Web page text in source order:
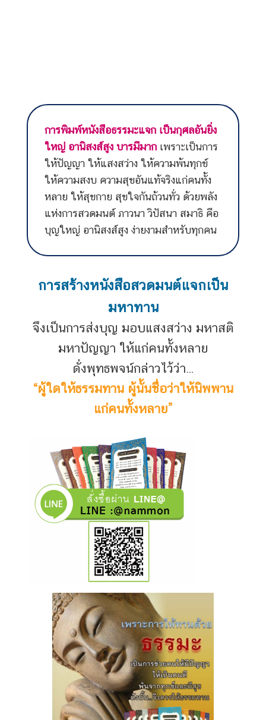
การพิมพ์หนังสือธรรมะแจก เป็นกุศลอันยิ่ง
ใหญ่ อานิสงส์สูง บารมีมาก เพราะเป็นการ
ให้ปัญญา ให้แสงสว่าง ให้ความพ้นทุกข์
ให้ความสงบ ความสุขอันแท้จริงแก่คนทั้ง
หลาย ให้สุขกาย สุขใจกันถ้วนทั่ว ด้วยพลัง
แห่งการสวดมนต์ ภาวนา วิปัสนา สมาธิ คือ
บุญใหญ่ อานิสงส์สูง ง่ายงามสำหรับทุกคน
การสร้างหนังสือสวดมนต์แจกเป็น
มหาทาน
จึงเป็นการส่งบุญ มอบแสงสว่าง มหาสติ
มหาปัญญา ให้แก่คนทั้งหลาย
ดั่งพุทธพจน์กล่าวไว้ว่า…
“ผู้ใดให้ธรรมทาน ผู้นั้นชื่อว่าให้นิพพาน
แก่คนทั้งหลาย”